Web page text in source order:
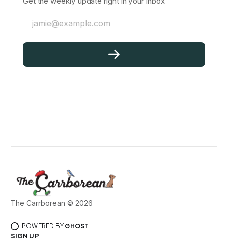
jamie@example.com
The Carrborean © 2026
POWERED BY GHOST
SIGN UP